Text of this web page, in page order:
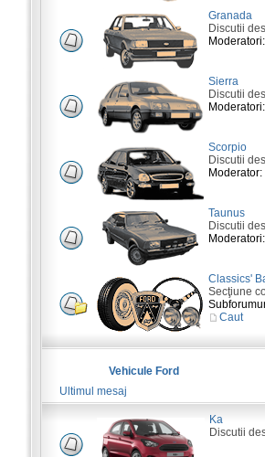
Granada
Discutii
Moderatori:
Sierra
Discutii
Moderatori:
Scorpio
Discutii
Moderator:
Taunus
Discutii
Moderatori:
Classics'
Secţiune
Caut
Vehicule Ford
Ultimul mesaj
Ka
Discutii